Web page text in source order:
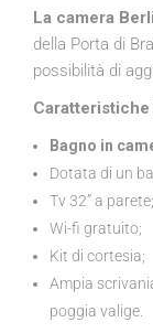
La camera
della Porta di
possibilità di
Bagno in
Dotata di un
Tv 32” a parete;
Wi-fi gratuito;
Kit di cortesia;
Ampia
poggia valige.